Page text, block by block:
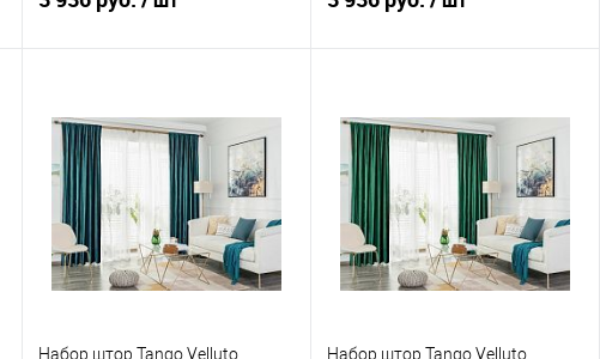
Купить в 1 клик
Сравнение
В избранное
В наличии
Купить в 1 клик
Сравнение
В избранное
В наличии
Набор штор Tango Velluto
Набор штор Tango Velluto